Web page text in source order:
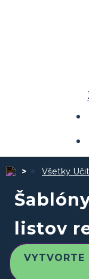
Všetky
listov
VYTVORTE